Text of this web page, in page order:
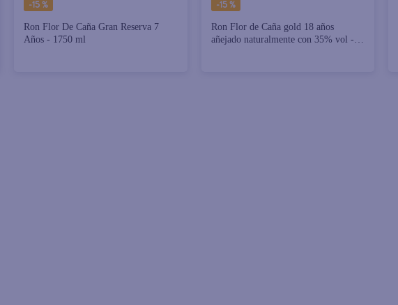
-15 %
Ron Flor De Caña Gran Reserva 7
Años - 1750 ml
-15 %
Ron Flor de Caña gold 18 años
añejado naturalmente con 35% vol -